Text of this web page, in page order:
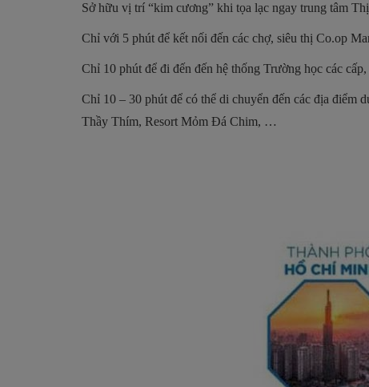
Sở hữu vị trí “kim cương” khi tọa lạc ngay trung tâm
Chỉ với 5 phút để kết nối đến các chợ, siêu thị Co.op
Chỉ 10 phút để đi đến đến hệ thống Trường học các
Chỉ 10 – 30 phút để có thể di chuyển đến các địa điểm
Thầy Thím, Resort Mỏm Đá Chim, …